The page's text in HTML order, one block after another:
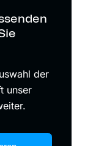
der
unser